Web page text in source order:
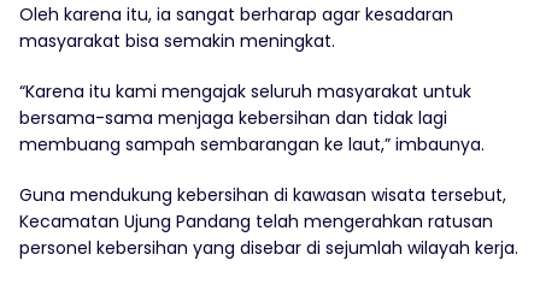
Oleh karena itu, ia sangat berharap agar kesadaran
masyarakat bisa semakin meningkat.
“Karena itu kami mengajak seluruh masyarakat untuk
bersama-sama menjaga kebersihan dan tidak lagi
membuang sampah sembarangan ke laut,” imbaunya.
Guna mendukung kebersihan di kawasan wisata tersebut,
Kecamatan Ujung Pandang telah mengerahkan ratusan
personel kebersihan yang disebar di sejumlah wilayah kerja.